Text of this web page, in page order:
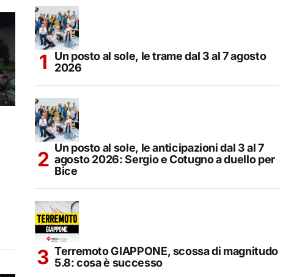
Un posto al sole, le trame dal 3 al 7 agosto
2026
Un posto al sole, le anticipazioni dal 3 al 7
agosto 2026: Sergio e Cotugno a duello per
Bice
Terremoto GIAPPONE, scossa di magnitudo
5.8: cosa è successo